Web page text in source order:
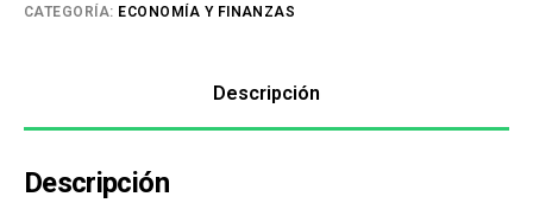
CATEGORÍA: ECONOMÍA Y FINANZAS
Descripción
Descripción